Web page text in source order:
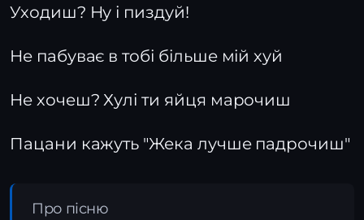
Уходиш? Ну і пиздуй!
Не пабуває в тобі більше мій хуй
Не хочеш? Хулі ти яйця марочиш
Пацани кажуть "Жека лучше падрочиш"
Про пісню